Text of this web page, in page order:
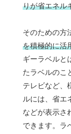
りが省エネル
そのための方
を積極的に活
ギーラベルと
たラベルのこ
テレビなど、
ルには、省エ
などが表示さ
できます。ラ